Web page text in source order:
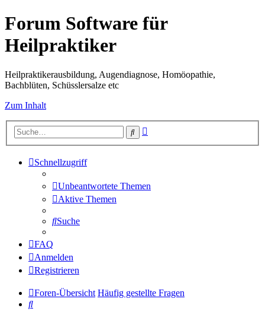
Forum Software für
Heilpraktiker
Heilpraktikerausbildung, Augendiagnose, Homöopathie,
Bachblüten, Schüsslersalze etc
Zum Inhalt
Suche
Schnellzugriff
Unbeantwortete Themen
Aktive Themen
Suche
FAQ
Anmelden
Registrieren
Foren-Übersicht Häufig gestellte Fragen
Suche